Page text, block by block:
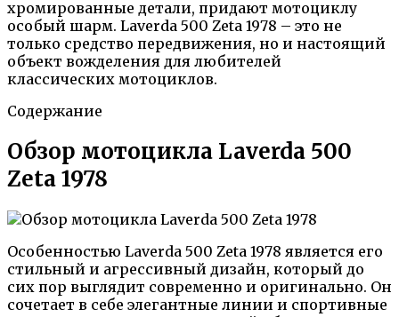
хромированные детали, придают мотоциклу
особый шарм. Laverda 500 Zeta 1978 – это не
только средство передвижения, но и настоящий
объект вожделения для любителей
классических мотоциклов.
Содержание
Обзор мотоцикла Laverda 500
Zeta 1978
Особенностью Laverda 500 Zeta 1978 является его
стильный и агрессивный дизайн, который до
сих пор выглядит современно и оригинально. Он
сочетает в себе элегантные линии и спортивные